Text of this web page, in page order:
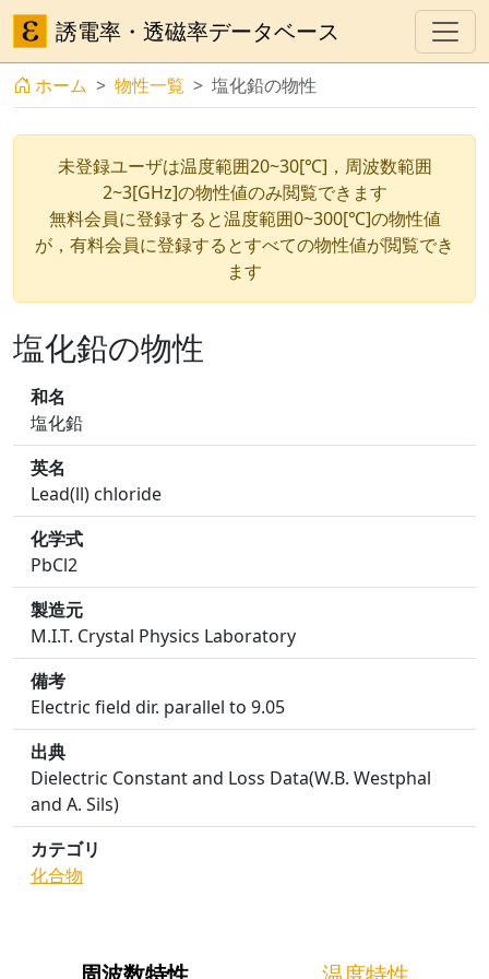
誘電率・透磁率データベース
ホーム 物性一覧 塩化鉛の物性
未登録ユーザは温度範囲20~30[℃]，周波数範囲
2~3[GHz]の物性値のみ閲覧できます
無料会員に登録すると温度範囲0~300[℃]の物性値
が，有料会員に登録するとすべての物性値が閲覧でき
ます
塩化鉛の物性
和名
塩化鉛
英名
Lead(ll) chloride
化学式
PbCl2
製造元
M.I.T. Crystal Physics Laboratory
備考
Electric field dir. parallel to 9.05
出典
Dielectric Constant and Loss Data(W.B. Westphal
and A. Sils)
カテゴリ
化合物